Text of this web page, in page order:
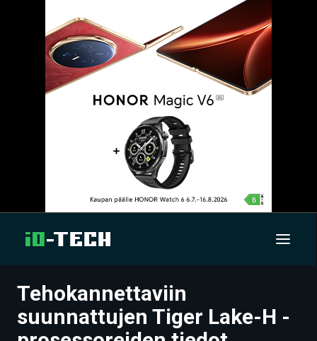
UUTISET
ARTIKKELIT
Tehokannettaviin
suunnattujen Tiger Lake-H -